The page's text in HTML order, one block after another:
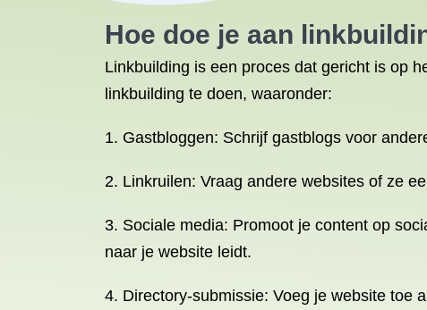
Hoe doe je aan
Linkbuilding is een proces dat gericht is op
linkbuilding te doen, waaronder:
1. Gastbloggen: Schrijf gastblogs voor
2. Linkruilen: Vraag andere websites of ze
3. Sociale media: Promoot je content op
naar je website leidt.
4. Directory-submissie: Voeg je website toe